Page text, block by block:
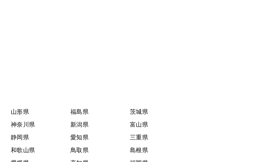
山形県 福島県
茨城県
神奈川県 新潟県
富山県
静岡県 愛知県
三重県
和歌山県 鳥取県
島根県